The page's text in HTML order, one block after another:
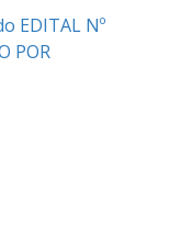
EDITAL Nº
POR